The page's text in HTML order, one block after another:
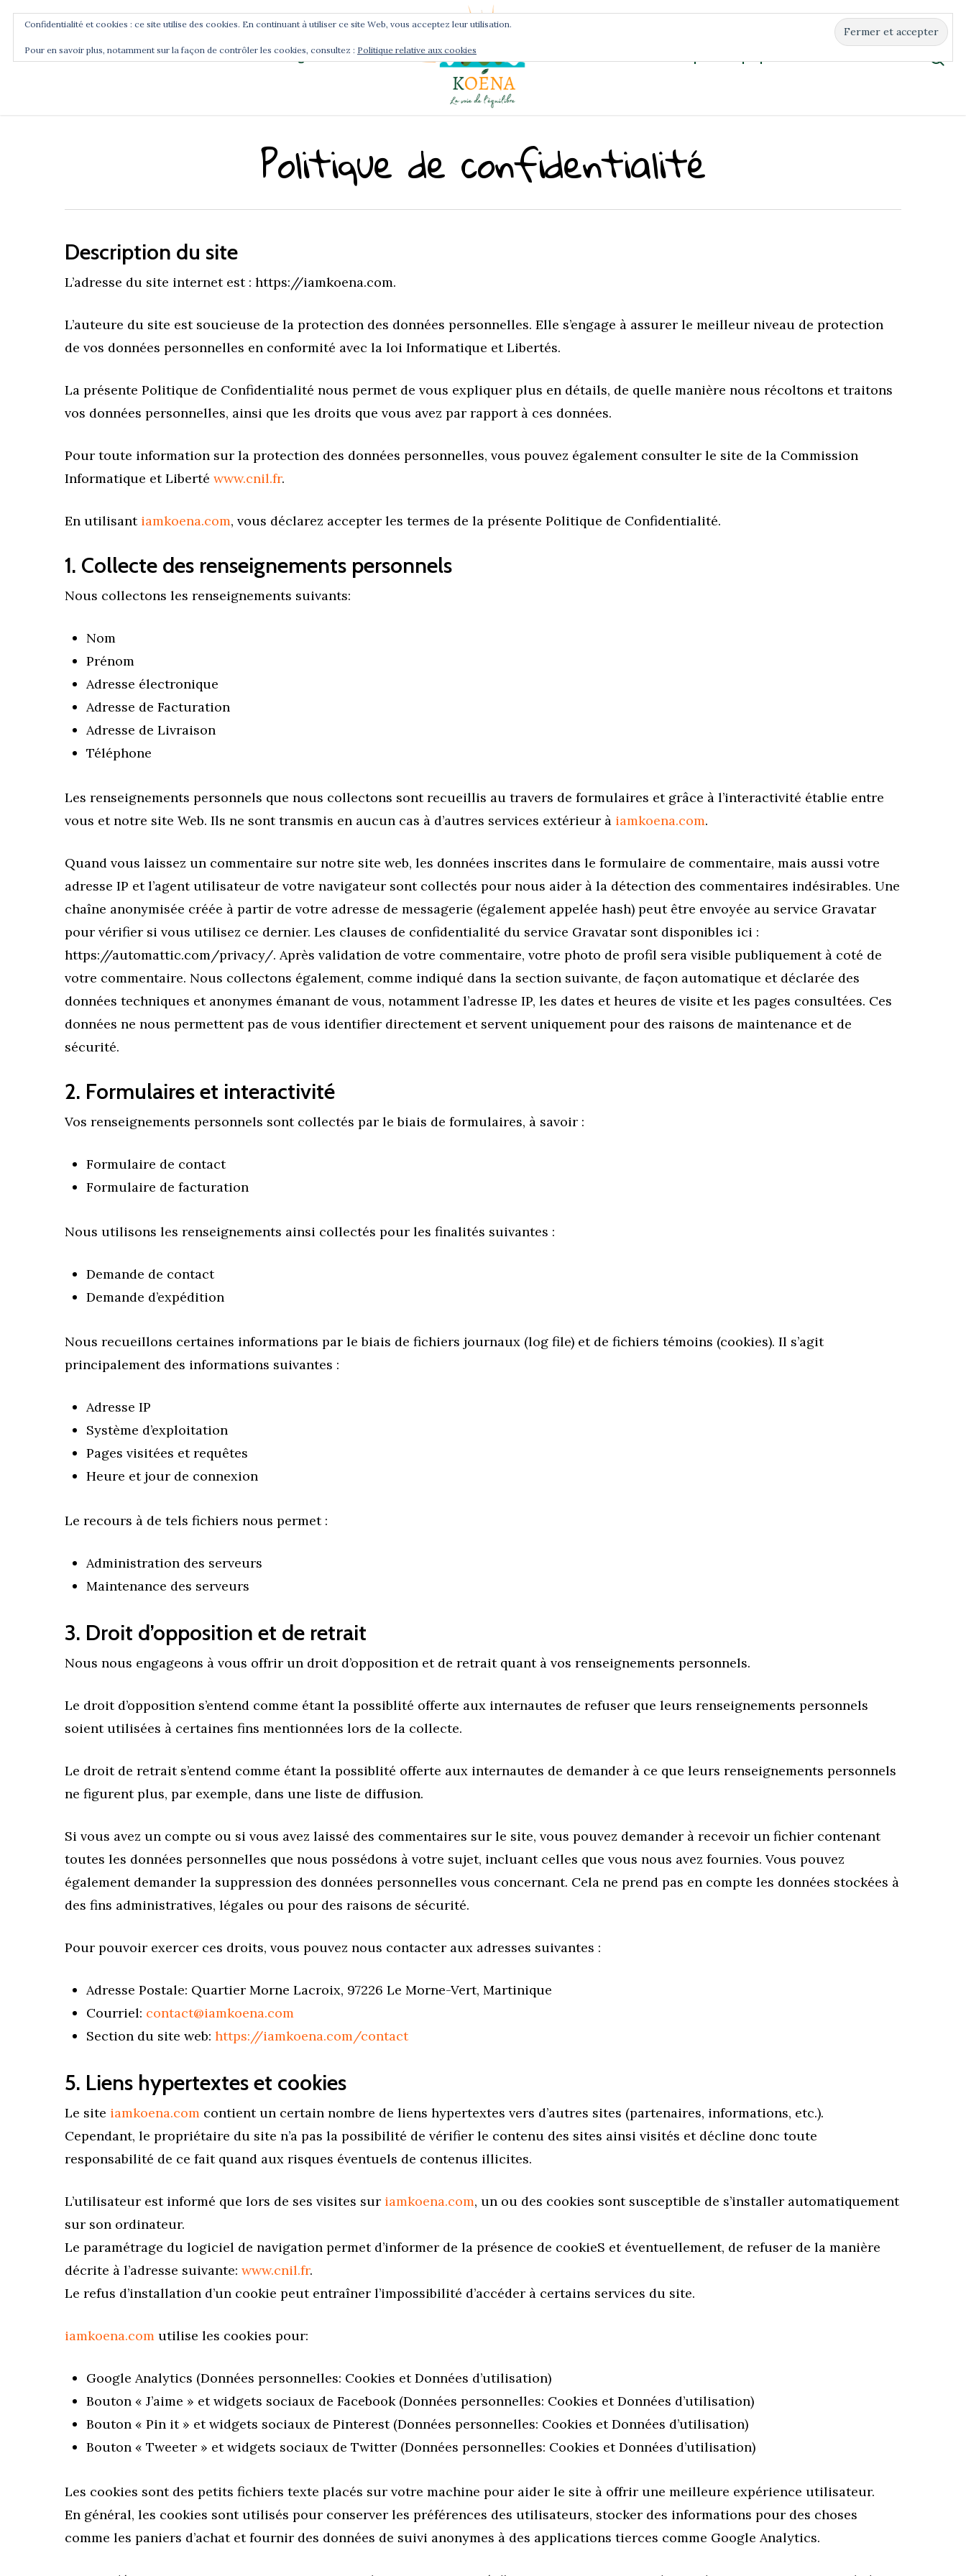
Hit enter to search or ESC to close
Accueil Commence ici Blog Podcast
Politique de confidentialité
Description du site
L’adresse du site internet est : https://iamkoena.com.
L’auteure du site est soucieuse de la protection des données personnelles. Elle s’engage à assurer le meilleur niveau de protection
de vos données personnelles en conformité avec la loi Informatique et Libertés.
La présente Politique de Confidentialité nous permet de vous expliquer plus en détails, de quelle manière nous récoltons et traitons
vos données personnelles, ainsi que les droits que vous avez par rapport à ces données.
Pour toute information sur la protection des données personnelles, vous pouvez également consulter le site de la Commission
Informatique et Liberté www.cnil.fr.
En utilisant iamkoena.com, vous déclarez accepter les termes de la présente Politique de Confidentialité.
1. Collecte des renseignements personnels
Nous collectons les renseignements suivants:
Nom
Prénom
Adresse électronique
Adresse de Facturation
Adresse de Livraison
Téléphone
Les renseignements personnels que nous collectons sont recueillis au travers de formulaires et grâce à l’interactivité établie entre
vous et notre site Web. Ils ne sont transmis en aucun cas à d’autres services extérieur à iamkoena.com.
Quand vous laissez un commentaire sur notre site web, les données inscrites dans le formulaire de commentaire, mais aussi votre
adresse IP et l’agent utilisateur de votre navigateur sont collectés pour nous aider à la détection des commentaires indésirables. Une
chaîne anonymisée créée à partir de votre adresse de messagerie (également appelée hash) peut être envoyée au service Gravatar
pour vérifier si vous utilisez ce dernier. Les clauses de confidentialité du service Gravatar sont disponibles ici :
https://automattic.com/privacy/. Après validation de votre commentaire, votre photo de profil sera visible publiquement à coté de
votre commentaire. Nous collectons également, comme indiqué dans la section suivante, de façon automatique et déclarée des
données techniques et anonymes émanant de vous, notamment l’adresse IP, les dates et heures de visite et les pages consultées. Ces
données ne nous permettent pas de vous identifier directement et servent uniquement pour des raisons de maintenance et de
sécurité.
2. Formulaires et interactivité
Vos renseignements personnels sont collectés par le biais de formulaires, à savoir :
Formulaire de contact
Formulaire de facturation
Nous utilisons les renseignements ainsi collectés pour les finalités suivantes :
Demande de contact
Demande d’expédition
Nous recueillons certaines informations par le biais de fichiers journaux (log file) et de fichiers témoins (cookies). Il s’agit
principalement des informations suivantes :
Adresse IP
Système d’exploitation
Pages visitées et requêtes
Heure et jour de connexion
Le recours à de tels fichiers nous permet :
Administration des serveurs
Maintenance des serveurs
3. Droit d’opposition et de retrait
Nous nous engageons à vous offrir un droit d’opposition et de retrait quant à vos renseignements personnels.
Le droit d’opposition s’entend comme étant la possiblité offerte aux internautes de refuser que leurs renseignements personnels
soient utilisées à certaines fins mentionnées lors de la collecte.
Le droit de retrait s’entend comme étant la possiblité offerte aux internautes de demander à ce que leurs renseignements personnels
ne figurent plus, par exemple, dans une liste de diffusion.
Si vous avez un compte ou si vous avez laissé des commentaires sur le site, vous pouvez demander à recevoir un fichier contenant
toutes les données personnelles que nous possédons à votre sujet, incluant celles que vous nous avez fournies. Vous pouvez
également demander la suppression des données personnelles vous concernant. Cela ne prend pas en compte les données stockées à
des fins administratives, légales ou pour des raisons de sécurité.
Pour pouvoir exercer ces droits, vous pouvez nous contacter aux adresses suivantes :
Adresse Postale: Quartier Morne Lacroix, 97226 Le Morne-Vert, Martinique
Courriel: contact@iamkoena.com
Section du site web: https://iamkoena.com/contact
5. Liens hypertextes et cookies
Le site iamkoena.com contient un certain nombre de liens hypertextes vers d’autres sites (partenaires, informations, etc.).
Cependant, le propriétaire du site n’a pas la possibilité de vérifier le contenu des sites ainsi visités et décline donc toute
responsabilité de ce fait quand aux risques éventuels de contenus illicites.
L’utilisateur est informé que lors de ses visites sur iamkoena.com, un ou des cookies sont susceptible de s’installer automatiquement
sur son ordinateur.
Le paramétrage du logiciel de navigation permet d’informer de la présence de cookieS et éventuellement, de refuser de la manière
décrite à l’adresse suivante: www.cnil.fr.
Le refus d’installation d’un cookie peut entraîner l’impossibilité d’accéder à certains services du site.
iamkoena.com utilise les cookies pour:
Google Analytics (Données personnelles: Cookies et Données d’utilisation)
Bouton « J’aime » et widgets sociaux de Facebook (Données personnelles: Cookies et Données d’utilisation)
Bouton « Pin it » et widgets sociaux de Pinterest (Données personnelles: Cookies et Données d’utilisation)
Bouton « Tweeter » et widgets sociaux de Twitter (Données personnelles: Cookies et Données d’utilisation)
Les cookies sont des petits fichiers texte placés sur votre machine pour aider le site à offrir une meilleure expérience utilisateur.
En général, les cookies sont utilisés pour conserver les préférences des utilisateurs, stocker des informations pour des choses
comme les paniers d’achat et fournir des données de suivi anonymes à des applications tierces comme Google Analytics.
Confidentialité et cookies : ce site utilise des cookies. En continuant à utiliser ce site Web, vous acceptez leur utilisation.
Pour en savoir plus, notamment sur la façon de contrôler les cookies, consultez : Politique relative aux cookies